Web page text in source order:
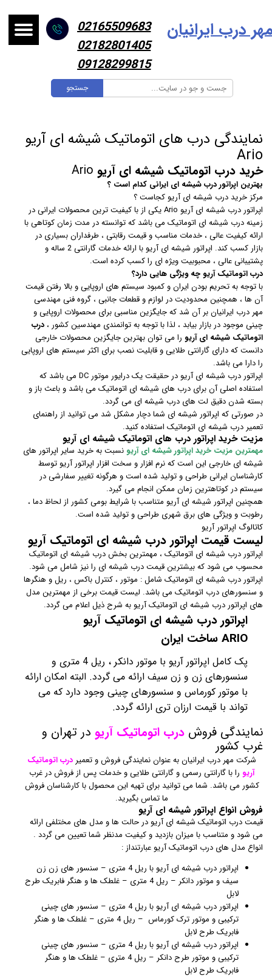
جستجو
درب ایرانیان
02165509683
02182801405
09128299815
نمایندگی درب های اتوماتیک شیشه ای آریو
Ario
خرید درب اتوماتیک شیشه ای آریو Ario
بهترین اپراتور درب شیشه ای ایرانی کدام است ؟
مرکز خرید درب شیشه ای آریو کجاست ؟
اپراتور درب شیشه ای آریو Ario یکی از با کیفیت ترین محصولات ایرانی در
زمینه درب شیشه ای اتوماتیک می باشد که توانسته در مدت زمان کوتاهی با
ارائه کیفیت عالی ، خدمات مناسب و قیمت رقابتی ، طرفداران بسیاری در
بازار کسب کند. اپراتور شیشه ای آریو با ارائه خدمات گارانتی 2 ساله و
پشتیبانی عالی ، محبوبیت ویژه ای را کسب کرده است.
درب اتوماتیک آریو چه ویژگی هایی دارد؟
با توجه به تحریم بودن ایران و کمبود سیستم های اروپایی و بالا رفتن قیمت
آن ها ، همچنین محدودیت در لوازم و قطعات جانبی ، گروه فنی مهندسی
مهر درب ایرانیان بر آن شد که جایگزین مناسبی برای محصولات اروپایی و
چینی موجود در بازار بیابد ، لذا با توجه به توانمندی مهندسین کشور ، درب
اتوماتیک شیشه ای آریو را می توان بهترین جایگزین محصولات خارجی
دانست که دارای گارانتی طلایی و قابلیت نصب برای اکثر سیستم های اروپایی
را دارا می باشد.
اپراتور درب شیشه ای آریو در حقیقت یک درایور موتور DC می باشد که
استفاده اصلی آن برای درب های شیشه ای اتوماتیک می باشد و باعث باز و
بسته شدن دقیق لت های درب شیشه ای می گردد.
در صورتی که اپراتور شیشه ای شما دچار مشکل شد می توانید از راهنمای
تعمیر درب شیشه ای اتوماتیک استفاده کنید.
مزیت خرید اپراتور درب های اتوماتیک شیشه ای آریو
مهمترین مزیت خرید اپراتور شیشه ای آریونسبت به خرید سایر اپراتور های
شیشه ای خارجی این است که نرم افزار و سخت افزار اپراتور آریو توسط
کارشناسان ایرانی طراحی و تولید شده است و هرگونه تغییر سفارشی در
سیستم در کوتاهترین زمان ممکن انجام می گیرد.
همچنین اپراتور شیشه ای آریو متناسب با شرایط بومی کشور از لحاظ دما ،
رطوبت و ویژگی های برق شهری طراحی و تولید شده است.
کاتالوگ اپراتور آریو
لیست قیمت اپراتور درب شیشه ای اتوماتیک آریو
اپراتور درب شیشه ای اتوماتیک ، مهمترین بخش درب شیشه ای اتوماتیک
محسوب می شود که بیشترین قیمت درب شیشه ای را نیز شامل می شود.
اپراتور درب شیشه ای اتوماتیک شامل : موتور ، کنترل باکس ، ریل و هنگرها
و سنسورهای درب اتوماتیک می باشد. لیست قیمت برخی از مهمترین مدل
های اپراتور درب شیشه ای اتوماتیک آریو به شرح ذیل اعلام می گردد.
اپراتور درب شیشه ای اتوماتیک آریو
ARIO ساخت ایران
پک کامل اپراتور آریو با موتور دانکر ، ریل 4 متری و
سنسورهای زن و زن سیف ارائه می گردد. البته امکان ارائه
با موتور کورماس و سنسورهای چینی وجود دارد که می
تواند با قیمت ارزان تری ارائه گردد.
نمایندگی فروش درب اتوماتیک آریو در تهران و
غرب کشور
شرکت مهر درب ایرانیان به عنوان نمایندگی فروش و تعمیردرب اتوماتیک
آریورا با گارانتی رسمی و گارانتی طلایی و خدمات پس از فروش در غرب
کشور می باشد. شما می توانید برای تهیه این محصول با کارشناسان فروش
ما تماس بگیرید.
فروش انواع اپراتور شیشه ای آریو
قیمت درب اتوماتیک شیشه ای آریو در حالت ها و مدل های مختلفی ارائه
می شود و متناسب با میزان بازدید و کیفیت مدنظر شما تعیین می گردد .
انواع مدل های درب اتوماتیک آریو عبارتنداز :
اپراتور درب شیشه ای آریو با ریل 4 متری – سنسور های زن زن
سیف و موتور دانکر – ریل 4 متری – غلطک ها و هنگر فابریک طرح
لابل
اپراتور درب شیشه ای آریو با ریل 4 متری – سنسور های چینی
ترکیبی و موتور ترک کورماس – ریل 4 متری – غلطک ها و هنگر
فابریک طرح لابل
اپراتور درب شیشه ای آریو با ریل 4 متری – سنسور های چینی
ترکیبی و موتور طرح دانکر – ریل 4 متری – غلطک ها و هنگر
فابریک طرح لابل